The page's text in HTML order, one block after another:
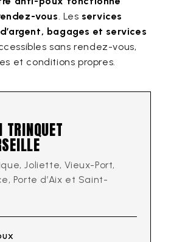
vous. Les services
bagages et services
sans rendez-vous,
et conditions propres.
TRINQUET
Joliette, Vieux-Port,
Porte d’Aix et Saint-